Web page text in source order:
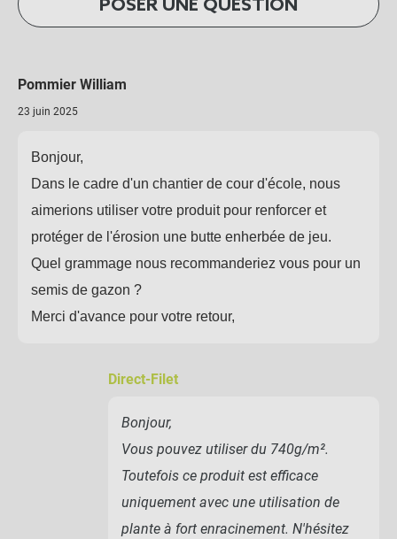
POSER UNE QUESTION
Pommier William
23 juin 2025
Bonjour,
Dans le cadre d'un chantier de cour d'école, nous
aimerions utiliser votre produit pour renforcer et
protéger de l'érosion une butte enherbée de jeu.
Quel grammage nous recommanderiez vous pour un
semis de gazon ?
Merci d'avance pour votre retour,
Direct-Filet
Bonjour,
Vous pouvez utiliser du 740g/m².
Toutefois ce produit est efficace
uniquement avec une utilisation de
plante à fort enracinement. N'hésitez